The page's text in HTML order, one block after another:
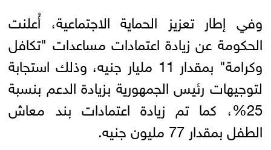
وفي إطار تعزيز الحماية الاجتماعية، أُعلنت
الحكومة عن زيادة اعتمادات مساعدات "تكافل
وكرامة" بمقدار 11 مليار جنيه، وذلك استجابة
لتوجيهات رئيس الجمهورية بزيادة الدعم بنسبة
25%، كما تم زيادة اعتمادات بند معاش
الطفل بمقدار 77 مليون جنيه.